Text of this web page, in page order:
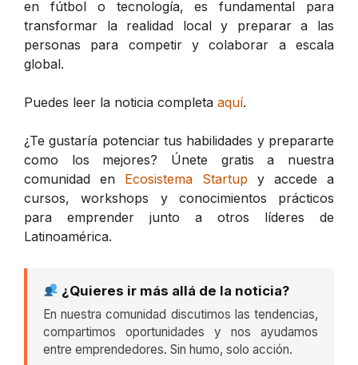
en fútbol o tecnología, es fundamental para
transformar la realidad local y preparar a las
personas para competir y colaborar a escala
global.
Puedes leer la noticia completa aquí.
¿Te gustaría potenciar tus habilidades y prepararte
como los mejores? Únete gratis a nuestra
comunidad en Ecosistema Startup y accede a
cursos, workshops y conocimientos prácticos
para emprender junto a otros líderes de
Latinoamérica.
¿Quieres ir más allá de la noticia?
En nuestra comunidad discutimos las tendencias,
compartimos oportunidades y nos ayudamos
entre emprendedores. Sin humo, solo acción.